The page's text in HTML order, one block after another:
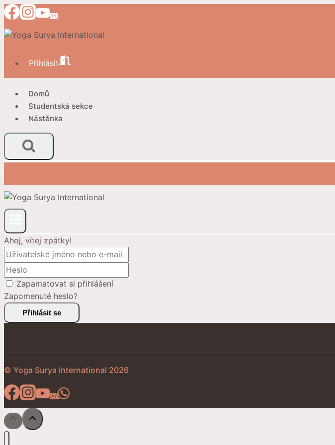
Přeskočit
na
obsah
Přihlásit
Domů
Studentská sekce
Nástěnka
Ahoj, vítej zpátky!
Zapamatovat si přihlášení
Zapomenuté heslo?
Přihlásit se
© Yoga Surya International 2026